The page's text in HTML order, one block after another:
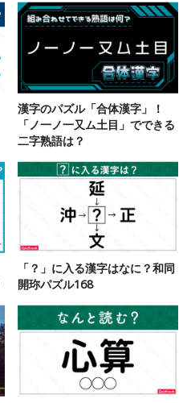
漢字のパズル「合体漢字」！
「ノ一ノ一又ム土目」でできる
二字熟語は？
「？」に入る漢字はなに？和同
開珎パズル168